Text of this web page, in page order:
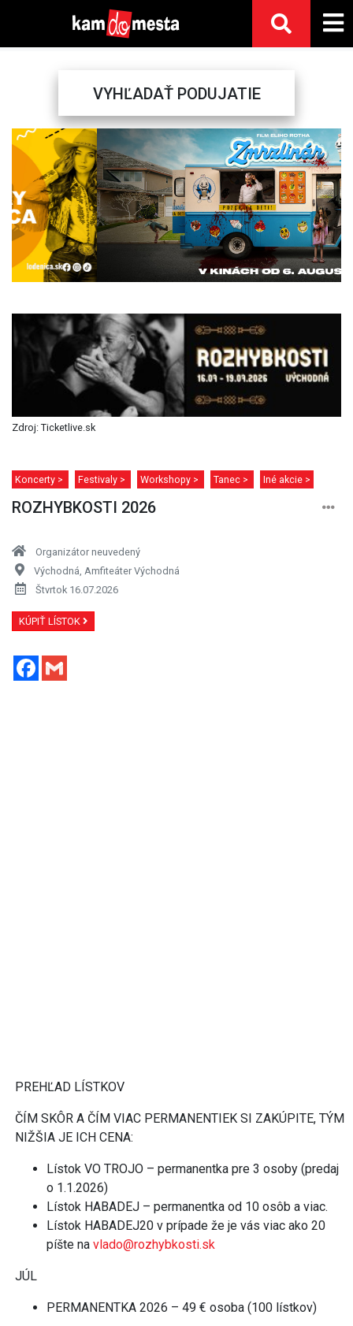
VYHĽADAŤ PODUJATIE
Previous Next
Zdroj: Ticketlive.sk
Koncerty > Festivaly > Workshopy > Tanec > Iné akcie >
ROZHYBKOSTI 2026
Organizátor neuvedený
Východná, Amfiteáter Východná
Štvrtok 16.07.2026
KÚPIŤ LÍSTOK
Facebook
PREHĽAD LÍSTKOV
ČÍM SKÔR A ČÍM VIAC PERMANENTIEK SI ZAKÚPITE, TÝM
NIŽŠIA JE ICH CENA:
Lístok VO TROJO – permanentka pre 3 osoby (predaj
o 1.1.2026)
Lístok HABADEJ – permanentka od 10 osôb a viac.
Lístok HABADEJ20 v prípade že je vás viac ako 20
píšte na vlado@rozhybkosti.sk
JÚL
PERMANENTKA 2026 – 49 € osoba (100 lístkov)